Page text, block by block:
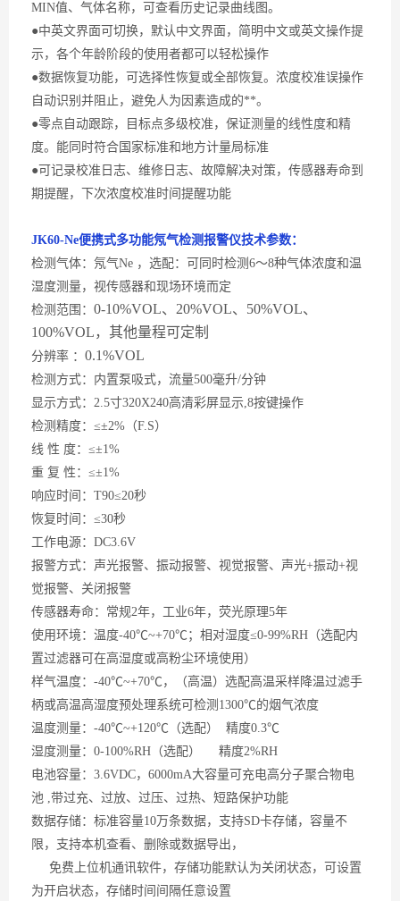
MIN值、气体名称，可查看历史记录曲线图。
●中英文界面可切换，默认中文界面，简明中文或英文操作提
示，各个年龄阶段的使用者都可以轻松操作
●数据恢复功能，可选择性恢复或全部恢复。浓度校准误操作
自动识别并阻止，避免人为因素造成的**。
●零点自动跟踪，目标点多级校准，保证测量的线性度和精
度。能同时符合国家标准和地方计量局标准
●可记录校准日志、维修日志、故障解决对策，传感器寿命到
期提醒，下次浓度校准时间提醒功能
JK60-Ne便携式多功能氖气检测报警仪技术参数：
检测气体：氖气Ne ，选配：可同时检测6～8种气体浓度和温
湿度测量，视传感器和现场环境而定
检测范围： 0-10%VOL、20%VOL、50%VOL、
100%VOL，其他量程可定制
分辨率 ： 0.1%VOL
检测方式：内置泵吸式，流量500毫升/分钟
显示方式： 2.5寸320X240高清彩屏显示,8按键操作
检测精度： ≤±2%（F.S）
线 性 度：≤±1%
重 复 性：≤±1%
响应时间： T90≤20秒
恢复时间： ≤30秒
工作电源： DC3.6V
报警方式：声光报警、振动报警、视觉报警、声光+振动+视
觉报警、关闭报警
传感器寿命：常规2年，工业6年， 荧光原理5年
使用环境：温度-40℃~+70℃；相对湿度≤0-99%RH（选配内
置过滤器可在高湿度或高粉尘环境使用）
样气温度： -40℃~+70℃， （高温） 选配高温采样降温过滤手
柄或高温高湿度预处理系统可检测 1300℃的烟气浓度
温度测量： -40℃~+120℃（选配） 精度0.3℃
湿度测量： 0-100%RH（选配） 精度2%RH
电池容量： 3.6VDC，6000mA大容量可充电高分子聚合物电
池 ,带过充、过放、过压、过热、短路保护功能
数据存储：标准容量10万条数据，支持SD卡存储，容量不
限，支持本机查看、删除或数据导出，
免费上位机通讯软件，存储功能默认为关闭状态，可设置
为开启状态，存储时间间隔任意设置